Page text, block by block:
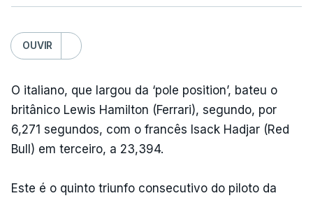
OUVIR
O italiano, que largou da ‘pole position’, bateu o
britânico Lewis Hamilton (Ferrari), segundo, por
6,271 segundos, com o francês Isack Hadjar (Red
Bull) em terceiro, a 23,394.
Este é o quinto triunfo consecutivo do piloto da